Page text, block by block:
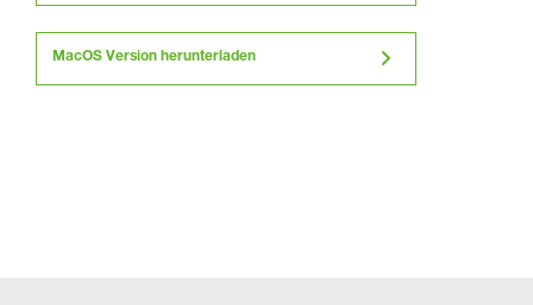
MacOS Version herunterladen